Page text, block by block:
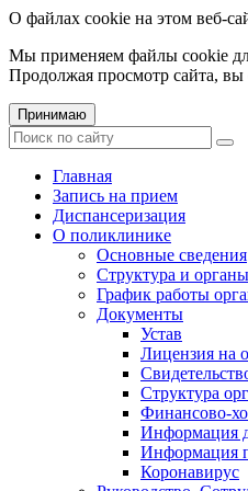
О файлах cookie на этом веб-
Мы применяем файлы cookie
Продолжая просмотр сайта, вы
Принимаю
Главная
Запись на прием
Диспансеризация
О поликлинике
Основные сведения
Структура и
График работы
Документы
Устав
Лицензия на
Структура
Финансово-
Информация
Информация
Коронавирус